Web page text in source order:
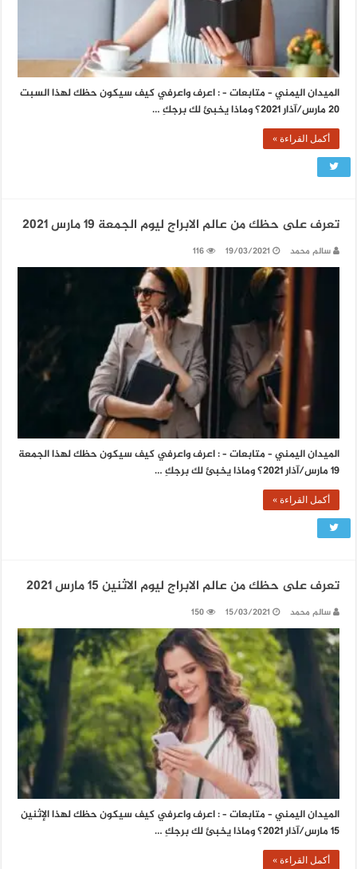
الميدان اليمني – متابعات – : اعرف واعرفي كيف سيكون حظك لهذا السبت
20 مارس/آذار 2021؟ وماذا يخبئ لك برجكِ …
أكمل القراءة »
تعرف على حظك من عالم الابراج ليوم الجمعة 19 مارس 2021
سالم محمد 19/03/2021
116
الميدان اليمني – متابعات – : اعرف واعرفي كيف سيكون حظك لهذا الجمعة
19 مارس/آذار 2021؟ وماذا يخبئ لك برجكِ …
أكمل القراءة »
تعرف على حظك من عالم الابراج ليوم الاثنين 15 مارس 2021
سالم محمد 15/03/2021
150
الميدان اليمني – متابعات – : اعرف واعرفي كيف سيكون حظك لهذا الإثنين
15 مارس/آذار 2021؟ وماذا يخبئ لك برجكِ …
أكمل القراءة »